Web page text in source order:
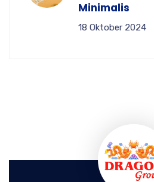
Minimalis
18 Oktober 2024